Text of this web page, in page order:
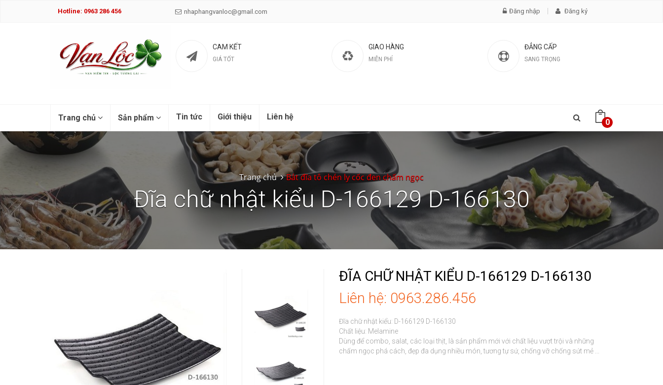
Hotline: 0963 286 456 nhaphangvanloc@gmail.com Đăng nhập Đăng ký
CAM KẾT
GIÁ TỐT
GIAO HÀNG
MIỄN PHÍ
ĐẲNG CẤP
SANG TRỌNG
0
Trang chủ Sản phẩm Tin tức Giới thiệu Liên hệ
Trang chủ Bát đĩa tô chén ly cốc đen chấm ngọc
Đĩa chữ nhật kiểu D-166129 D-166130
ĐĨA CHỮ NHẬT KIỂU D-166129 D-166130
Liên hệ: 0963.286.456
Đĩa chữ nhật kiểu: D-166129 D-166130
Chất liệu: Melamine
Dùng để combo, salat, các loại thịt, là sản phẩm mới với chất liệu vượt trội và những
chấm ngọc phá cách, đẹp đa dụng nhiều món, tương tự sứ, chống vỡ chống sứt mẻ ...